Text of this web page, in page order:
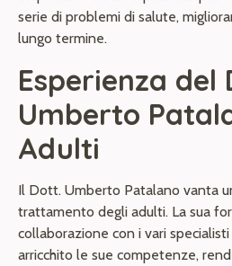
serie di problemi di salute,
lungo termine.
Esperienza del
Umberto
Adulti
Il Dott. Umberto Patalano vanta
trattamento degli adulti. La sua
collaborazione con i vari
arricchito le sue competenze,